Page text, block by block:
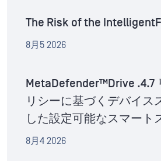
The Risk of the
8月5 2026
MetaDefender™Drive .4.7
リシーに基づくデバイス
した設定可能なスマート
8月4 2026